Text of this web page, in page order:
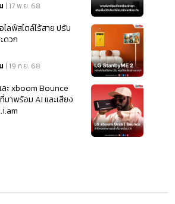
| 17 พ.ย. 68
ไลฟ์สไตล์ไร้สาย ปรับ
ดวก
| 19 ก.ย. 68
ะ xboom Bounce
าพร้อม AI และเสียง